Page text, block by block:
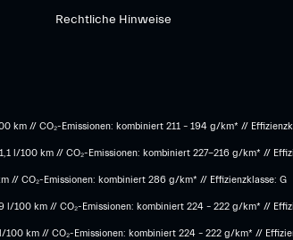
Rechtliche Hinweise
km // CO₂-Emissionen: kombiniert 211 – 194 g/km* //
l/100 km // CO₂-Emissionen: kombiniert 227-216 g/km* //
// CO₂-Emissionen: kombiniert 286 g/km* // Effizienzklasse: G
l/100 km // CO₂-Emissionen: kombiniert 224 – 222 g/km* //
km // CO₂-Emissionen: kombiniert 224 – 222 g/km* //